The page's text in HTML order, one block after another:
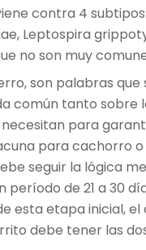
contra 4
Leptospira
no son muy
son palabras
común tanto sobre
necesitan para
para cachorro
seguir la lógica
período de 21 a 30
esta etapa inicial,
debe tener las